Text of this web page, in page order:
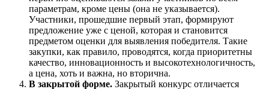
параметрам, кроме цены (она не указывается).
Участники, прошедшие первый этап, формируют
предложение уже с ценой, которая и становится
предметом оценки для выявления победителя. Такие
закупки, как правило, проводятся, когда приоритетны
качество, инновационность и высокотехнологичность,
а цена, хоть и важна, но вторична.
В закрытой форме. Закрытый конкурс отличается